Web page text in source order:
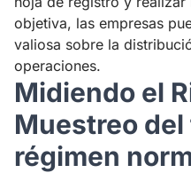
objetiva, las empresas
valiosa sobre la
operaciones.
Midiendo el
Muestreo
régimen